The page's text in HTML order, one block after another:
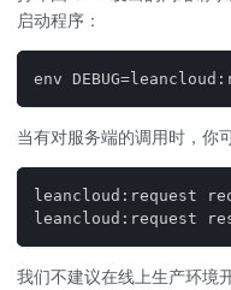
启动程序：
env
当有对服务端的调用时，你
leancloud:request
leancloud:request
我们不建议在线上生产环境